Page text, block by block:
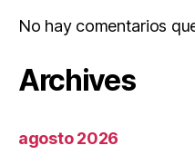
No hay comentarios
Archives
agosto 2026